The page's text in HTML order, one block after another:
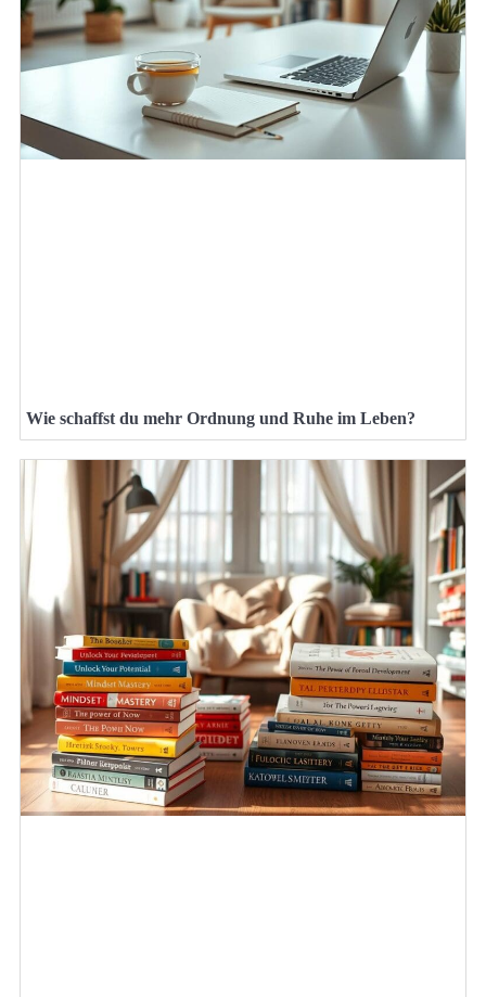
Wie schaffst du mehr Ordnung und Ruhe im Leben?